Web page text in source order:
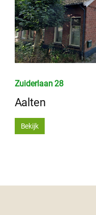
Zuiderlaan 28
Aalten
Bekijk